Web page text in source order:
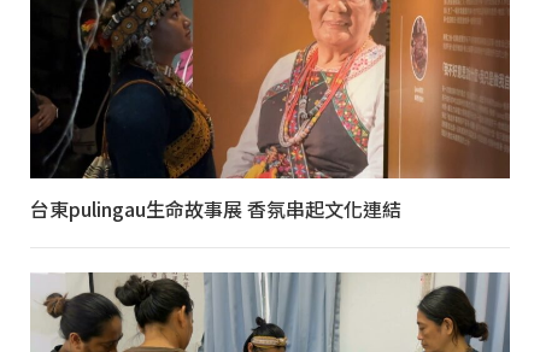
台東pulingau生命故事展 香氛串起文化連結